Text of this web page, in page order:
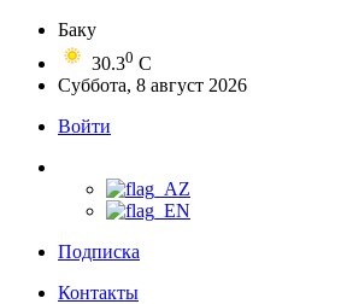
Баку
30.30 C
Суббота, 8 август 2026
Войти
Подписка
Контакты